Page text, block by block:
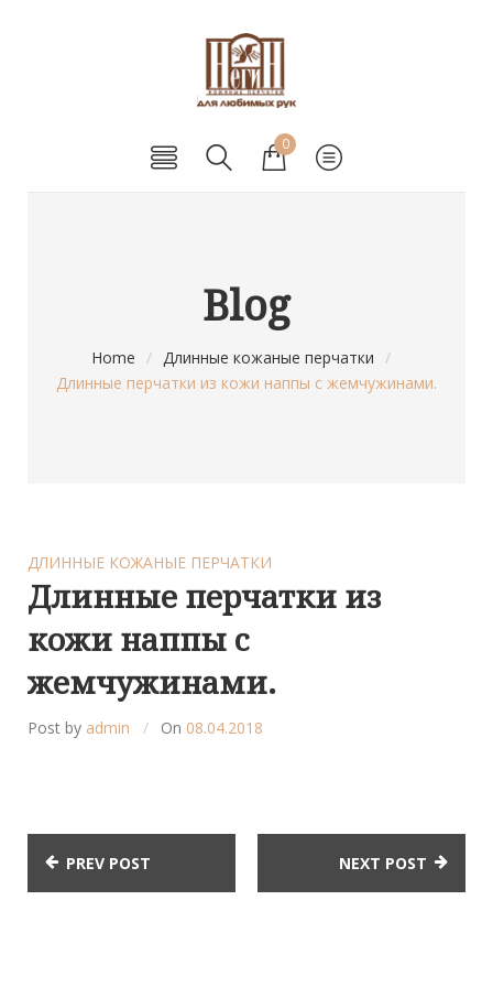
0
Blog
Home / Длинные кожаные перчатки /
Длинные перчатки из кожи наппы с жемчужинами.
ДЛИННЫЕ КОЖАНЫЕ ПЕРЧАТКИ
Длинные перчатки из
кожи наппы с
жемчужинами.
Post by admin On 08.04.2018
PREV POST NEXT POST